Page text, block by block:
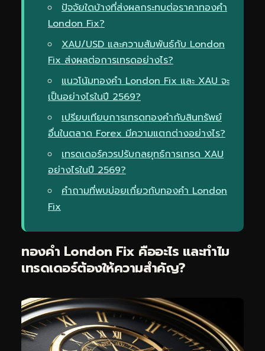
ปัจจัยใดบ้างที่ส่งผลกระทบต่อราคาทองคำ
London Fix?
XAU/USD และความสัมพันธ์กับ London
Fix ส่งผลต่อการเทรดอย่างไร?
แนวโน้มทองคำ London Fix และ XAU จะ
เป็นอย่างไรในปี 2569?
เปรียบเทียบการเทรดทองคำกับสินทรัพย์
อื่นในตลาด Forex มีความแตกต่างอย่างไร?
เทรดเดอร์ควรปรับกลยุทธ์การเทรด XAU
อย่างไรในปี 2569?
คำถามที่พบบ่อยเกี่ยวกับทองคำ London
Fix
ทองคำ London Fix คืออะไร และทำไม
เทรดเดอร์ต้องให้ความสำคัญ?